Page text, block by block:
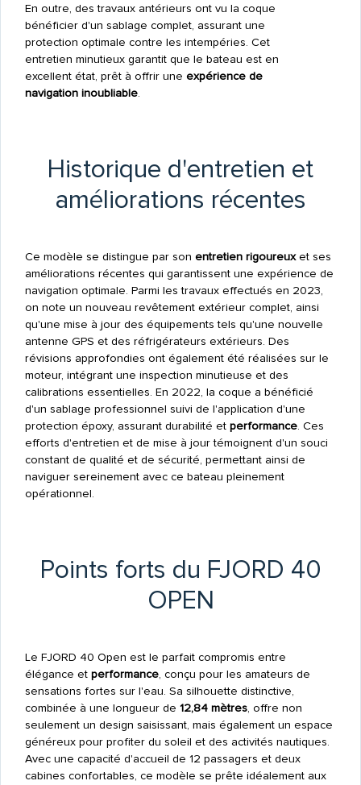
En outre, des travaux antérieurs ont vu la coque
bénéficier d'un sablage complet, assurant une
protection optimale contre les intempéries. Cet
entretien minutieux garantit que le bateau est en
excellent état, prêt à offrir une expérience de
navigation inoubliable.
Historique d'entretien et
améliorations récentes
Ce modèle se distingue par son entretien rigoureuxet ses
améliorations récentes qui garantissent une expérience de
navigation optimale. Parmi les travaux effectués en 2023,
on note un nouveau revêtement extérieur complet, ainsi
qu'une mise à jour des équipements tels qu'une nouvelle
antenne GPS et des réfrigérateurs extérieurs. Des
révisions approfondies ont également été réalisées sur le
moteur, intégrant une inspection minutieuse et des
calibrations essentielles. En 2022, la coque a bénéficié
d'un sablage professionnel suivi de l'application d'une
protection époxy, assurant durabilité et performance. Ces
efforts d'entretien et de mise à jour témoignent d'un souci
constant de qualité et de sécurité, permettant ainsi de
naviguer sereinement avec ce bateau pleinement
opérationnel.
Points forts du FJORD 40
OPEN
Le FJORD 40 Open est le parfait compromis entre
élégance et performance, conçu pour les amateurs de
sensations fortes sur l'eau. Sa silhouette distinctive,
combinée à une longueur de 12,84 mètres, offre non
seulement un design saisissant, mais également un espace
généreux pour profiter du soleil et des activités nautiques.
Avec une capacité d'accueil de 12 passagers et deux
cabines confortables, ce modèle se prête idéalement aux